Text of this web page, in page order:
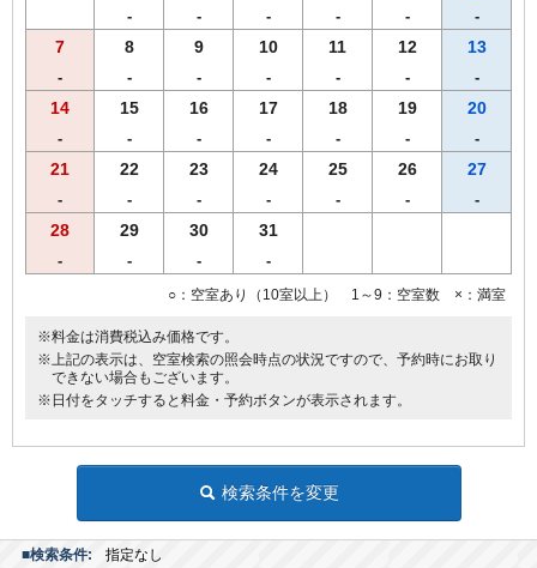
- - - - - -
7
-
8
-
9
-
10
-
11
-
12
-
13
-
14
-
15
-
16
-
17
-
18
-
19
-
20
-
21
-
22
-
23
-
24
-
25
-
26
-
27
-
28
-
29
-
30
-
31
-
○：空室あり（10室以上） 1～9：空室数 ×：満室
※料金は消費税込み価格です。
※上記の表示は、空室検索の照会時点の状況ですので、予約時にお取り
できない場合もございます。
※日付をタッチすると料金・予約ボタンが表示されます。
検索条件を変更
■検索条件: 指定なし